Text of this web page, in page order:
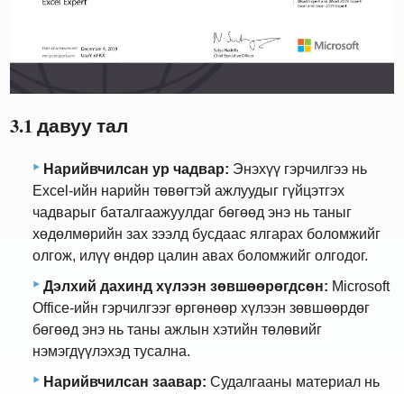
3.1 давуу тал
Нарийвчилсан ур чадвар: Энэхүү гэрчилгээ нь
Excel-ийн нарийн төвөгтэй ажлуудыг гүйцэтгэх
чадварыг баталгаажуулдаг бөгөөд энэ нь таныг
хөдөлмөрийн зах зээлд бусдаас ялгарах боломжийг
олгож, илүү өндөр цалин авах боломжийг олгодог.
Дэлхий дахинд хүлээн зөвшөөрөгдсөн: Microsoft
Office-ийн гэрчилгээг өргөнөөр хүлээн зөвшөөрдөг
бөгөөд энэ нь таны ажлын хэтийн төлөвийг
нэмэгдүүлэхэд тусална.
Нарийвчилсан заавар: Судалгааны материал нь